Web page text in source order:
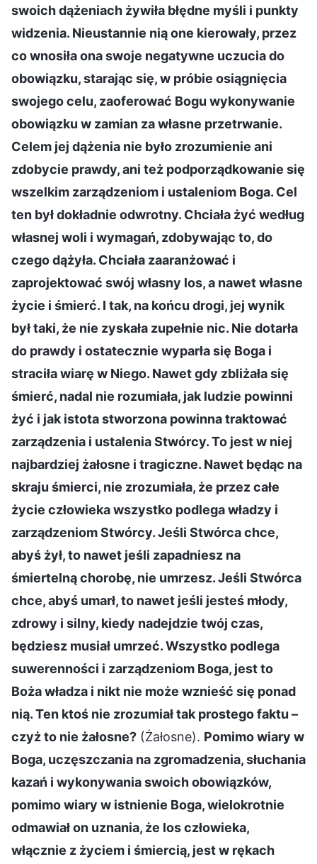
swoich dążeniach żywiła błędne myśli i punkty
widzenia. Nieustannie nią one kierowały, przez
co wnosiła ona swoje negatywne uczucia do
obowiązku, starając się, w próbie osiągnięcia
swojego celu, zaoferować Bogu wykonywanie
obowiązku w zamian za własne przetrwanie.
Celem jej dążenia nie było zrozumienie ani
zdobycie prawdy, ani też podporządkowanie się
wszelkim zarządzeniom i ustaleniom Boga. Cel
ten był dokładnie odwrotny. Chciała żyć według
własnej woli i wymagań, zdobywając to, do
czego dążyła. Chciała zaaranżować i
zaprojektować swój własny los, a nawet własne
życie i śmierć. I tak, na końcu drogi, jej wynik
był taki, że nie zyskała zupełnie nic. Nie dotarła
do prawdy i ostatecznie wyparła się Boga i
straciła wiarę w Niego. Nawet gdy zbliżała się
śmierć, nadal nie rozumiała, jak ludzie powinni
żyć i jak istota stworzona powinna traktować
zarządzenia i ustalenia Stwórcy. To jest w niej
najbardziej żałosne i tragiczne. Nawet będąc na
skraju śmierci, nie zrozumiała, że przez całe
życie człowieka wszystko podlega władzy i
zarządzeniom Stwórcy. Jeśli Stwórca chce,
abyś żył, to nawet jeśli zapadniesz na
śmiertelną chorobę, nie umrzesz. Jeśli Stwórca
chce, abyś umarł, to nawet jeśli jesteś młody,
zdrowy i silny, kiedy nadejdzie twój czas,
będziesz musiał umrzeć. Wszystko podlega
suwerenności i zarządzeniom Boga, jest to
Boża władza i nikt nie może wznieść się ponad
nią. Ten ktoś nie zrozumiał tak prostego faktu –
czyż to nie żałosne? (Żałosne). Pomimo wiary w
Boga, uczęszczania na zgromadzenia, słuchania
kazań i wykonywania swoich obowiązków,
pomimo wiary w istnienie Boga, wielokrotnie
odmawiał on uznania, że los człowieka,
włącznie z życiem i śmiercią, jest w rękach